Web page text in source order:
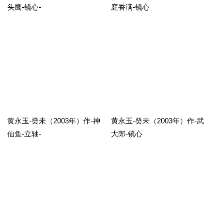
头鹰-镜心-
庭香满-镜心
黄永玉-癸未（2003年）作-神
仙鱼-立轴-
黄永玉-癸未（2003年）作-武
大郎-镜心